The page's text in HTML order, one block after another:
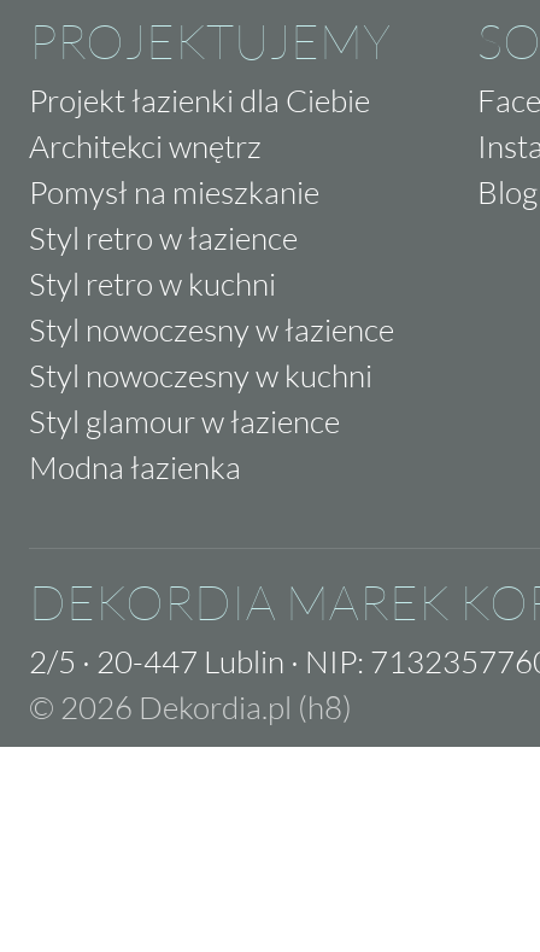
PROJEKTUJEMY
Projekt łazienki dla Ciebie
Architekci wnętrz
Pomysł na mieszkanie
Styl retro w łazience
Styl retro w kuchni
Styl nowoczesny w łazience
Styl nowoczesny w kuchni
Styl glamour w łazience
Modna łazienka
Blog
DEKORDIA MAREK
2/5 · 20-447 Lublin · NIP:
© 2026 Dekordia.pl (h8)